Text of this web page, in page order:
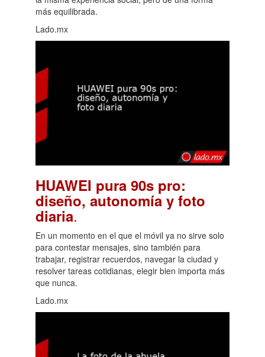
más equilibrada.
Lado.mx
HUAWEI pura 90s pro:
diseño, autonomía y foto
diaria.
En un momento en el que el móvil ya no sirve solo
para contestar mensajes, sino también para
trabajar, registrar recuerdos, navegar la ciudad y
resolver tareas cotidianas, elegir bien importa más
que nunca.
Lado.mx